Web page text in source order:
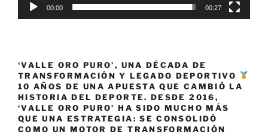
00:00 00:27
‘VALLE ORO PURO’, UNA DÉCADA DE
TRANSFORMACIÓN Y LEGADO DEPORTIVO
10 AÑOS DE UNA APUESTA QUE CAMBIÓ LA
HISTORIA DEL DEPORTE. DESDE 2016,
‘VALLE ORO PURO’ HA SIDO MUCHO MÁS
QUE UNA ESTRATEGIA: SE CONSOLIDÓ
COMO UN MOTOR DE TRANSFORMACIÓN